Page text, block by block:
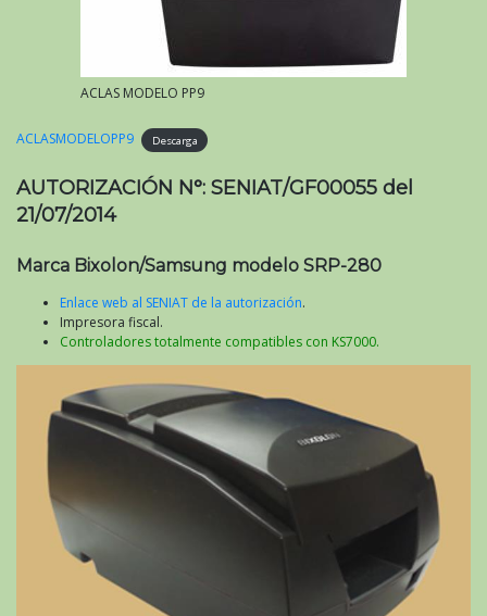
ACLAS MODELO PP9
ACLASMODELOPP9 Descarga
AUTORIZACIÓN N°: SENIAT/GF00055 del
21/07/2014
Marca Bixolon/Samsung modelo SRP-280
Enlace web al SENIAT de la autorización.
Impresora fiscal.
Controladores totalmente compatibles con KS7000.